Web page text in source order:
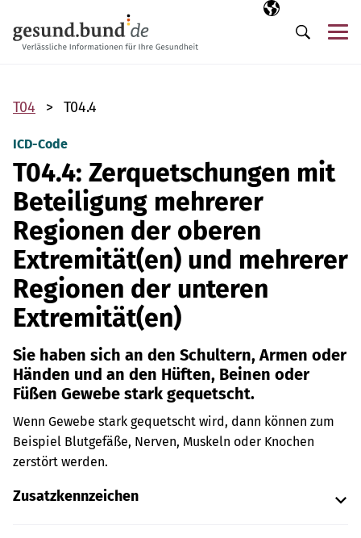
Ausgewählte
DE
Suche
T04 T04.4
ICD-Code
T04.4: Zerquetschungen mit
Beteiligung mehrerer
Regionen der oberen
Extremität(en) und mehrerer
Regionen der unteren
Extremität(en)
Sie haben sich an den Schultern, Armen oder
Händen und an den Hüften, Beinen oder
Füßen Gewebe stark gequetscht.
Wenn Gewebe stark gequetscht wird, dann können zum
Beispiel Blutgefäße, Nerven, Muskeln oder Knochen
zerstört werden.
Zusatzkennzeichen